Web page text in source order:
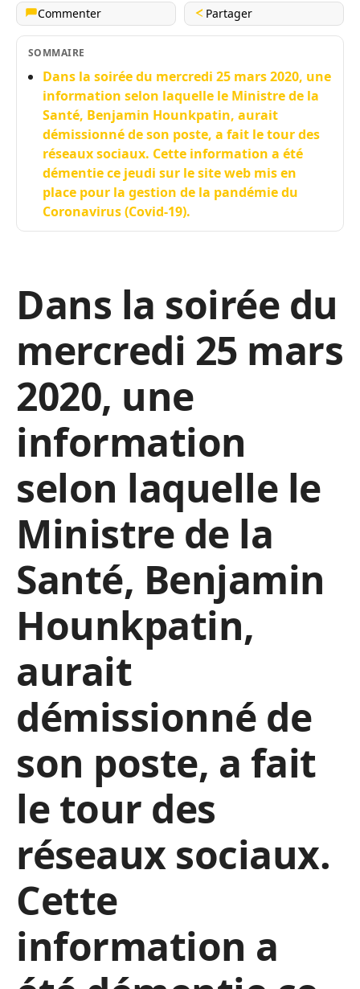
Commenter
Partager
SOMMAIRE
Dans la soirée du mercredi 25 mars 2020, une
information selon laquelle le Ministre de la
Santé, Benjamin Hounkpatin, aurait
démissionné de son poste, a fait le tour des
réseaux sociaux. Cette information a été
démentie ce jeudi sur le site web mis en
place pour la gestion de la pandémie du
Coronavirus (Covid-19).
Dans la soirée du
mercredi 25 mars
2020, une
information
selon laquelle le
Ministre de la
Santé, Benjamin
Hounkpatin,
aurait
démissionné de
son poste, a fait
le tour des
réseaux sociaux.
Cette
information a